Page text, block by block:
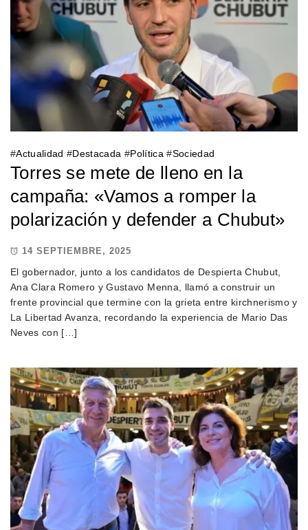
#Actualidad #Destacada #Política #Sociedad
Torres se mete de lleno en la
campaña: «Vamos a romper la
polarización y defender a Chubut»
14 SEPTIEMBRE, 2025
El gobernador, junto a los candidatos de Despierta Chubut,
Ana Clara Romero y Gustavo Menna, llamó a construir un
frente provincial que termine con la grieta entre kirchnerismo y
La Libertad Avanza, recordando la experiencia de Mario Das
Neves con […]